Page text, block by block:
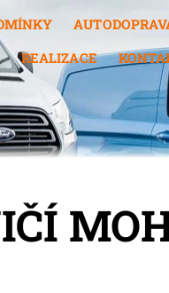
REALIZACE